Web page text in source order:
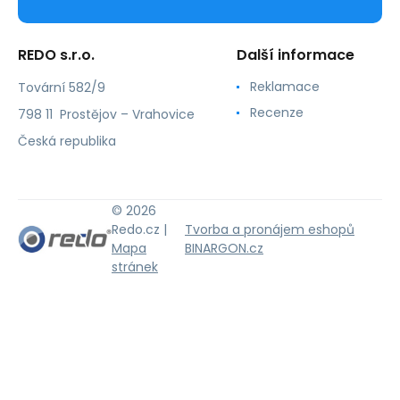
REDO s.r.o.
Tovární 582/9
798 11 Prostějov – Vrahovice
Česká republika
Další informace
Reklamace
Recenze
© 2026
Redo.cz |
Mapa
stránek
Tvorba a pronájem eshopů
BINARGON.cz